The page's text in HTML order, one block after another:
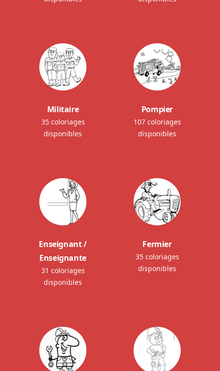
Militaire
35 coloriages
disponibles
Pompier
107 coloriages
disponibles
Enseignant /
Enseignante
31 coloriages
disponibles
Fermier
35 coloriages
disponibles